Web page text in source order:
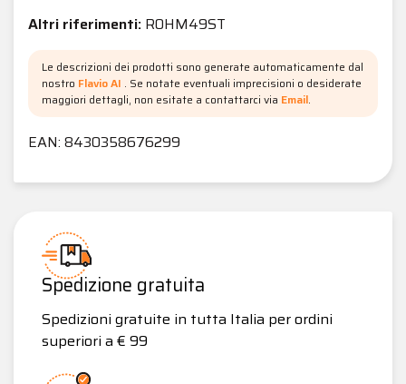
Altri riferimenti: R0HM49ST
Le descrizioni dei prodotti sono generate automaticamente dal
nostro Flavio AI . Se notate eventuali imprecisioni o desiderate
maggiori dettagli, non esitate a contattarci via Email.
EAN: 8430358676299
Spedizione gratuita
Spedizioni gratuite in tutta Italia per ordini
superiori a € 99